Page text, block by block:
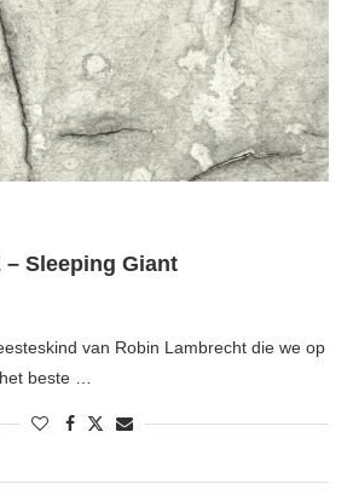
– Sleeping Giant
van Robin Lambrecht die we op
beste …